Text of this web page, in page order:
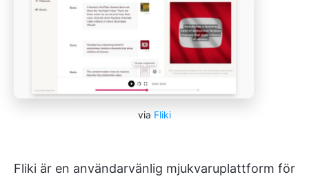
via Fliki
Fliki är en användarvänlig mjukvaruplattform för